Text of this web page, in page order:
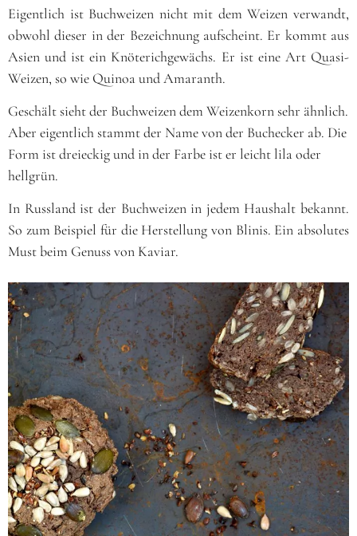
Eigentlich ist Buchweizen nicht mit dem Weizen verwandt,
obwohl dieser in der Bezeichnung aufscheint. Er kommt aus
Asien und ist ein Knöterichgewächs. Er ist eine Art Quasi-
Weizen, so wie Quinoa und Amaranth.
Geschält sieht der Buchweizen dem Weizenkorn sehr ähnlich.
Aber eigentlich stammt der Name von der Buchecker ab. Die
Form ist dreieckig und in der Farbe ist er leicht lila oder
hellgrün.
In Russland ist der Buchweizen in jedem Haushalt bekannt.
So zum Beispiel für die Herstellung von Blinis. Ein absolutes
Must beim Genuss von Kaviar.